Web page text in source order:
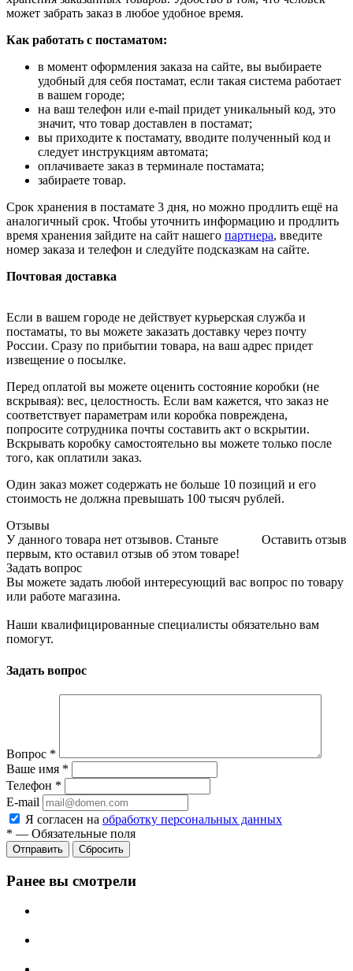
может забрать заказ в любое удобное время.
Как работать с постаматом:
в момент оформления заказа на сайте, вы выбираете
удобный для себя постамат, если такая система работает
в вашем городе;
на ваш телефон или e-mail придет уникальный код, это
значит, что товар доставлен в постамат;
вы приходите к постамату, вводите полученный код и
следует инструкциям автомата;
оплачиваете заказ в терминале постамата;
забираете товар.
Срок хранения в постамате 3 дня, но можно продлить ещё на
аналогичный срок. Чтобы уточнить информацию и продлить
время хранения зайдите на сайт нашего партнера, введите
номер заказа и телефон и следуйте подсказкам на сайте.
Почтовая доставка
Если в вашем городе не действует курьерская служба и
постаматы, то вы можете заказать доставку через почту
России. Сразу по прибытии товара, на ваш адрес придет
извещение о посылке.
Перед оплатой вы можете оценить состояние коробки (не
вскрывая): вес, целостность. Если вам кажется, что заказ не
соответствует параметрам или коробка повреждена,
попросите сотрудника почты составить акт о вскрытии.
Вскрывать коробку самостоятельно вы можете только после
того, как оплатили заказ.
Один заказ может содержать не больше 10 позиций и его
стоимость не должна превышать 100 тысяч рублей.
Отзывы
Оставить отзыв
У данного товара нет отзывов. Станьте
первым, кто оставил отзыв об этом товаре!
Задать вопрос
Вы можете задать любой интересующий вас вопрос по товару
или работе магазина.
Наши квалифицированные специалисты обязательно вам
помогут.
Задать вопрос
Вопрос *
Ваше имя *
Телефон *
E-mail
Я согласен на обработку персональных данных
* — Обязательные поля
Отправить Сбросить
Ранее вы смотрели